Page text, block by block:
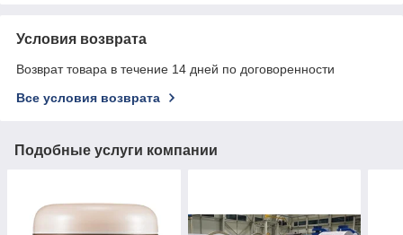
Условия возврата
Возврат товара в течение 14 дней по договоренности
Все условия возврата
Подобные услуги компании